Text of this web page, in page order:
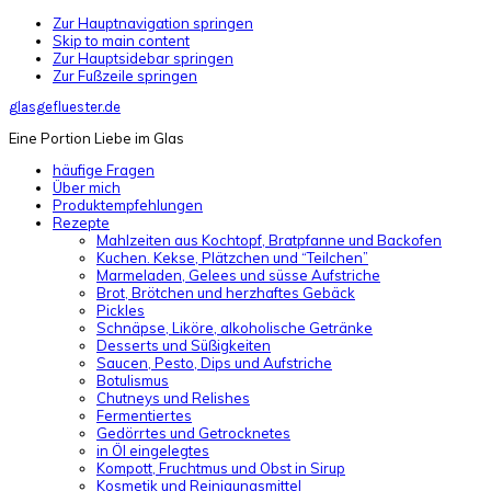
Zur Hauptnavigation springen
Skip to main content
Zur Hauptsidebar springen
Zur Fußzeile springen
glasgefluester.de
Eine Portion Liebe im Glas
häufige Fragen
Über mich
Produktempfehlungen
Rezepte
Mahlzeiten aus Kochtopf, Bratpfanne und Backofen
Kuchen. Kekse, Plätzchen und “Teilchen”
Marmeladen, Gelees und süsse Aufstriche
Brot, Brötchen und herzhaftes Gebäck
Pickles
Schnäpse, Liköre, alkoholische Getränke
Desserts und Süßigkeiten
Saucen, Pesto, Dips und Aufstriche
Botulismus
Chutneys und Relishes
Fermentiertes
Gedörrtes und Getrocknetes
in Öl eingelegtes
Kompott, Fruchtmus und Obst in Sirup
Kosmetik und Reinigungsmittel